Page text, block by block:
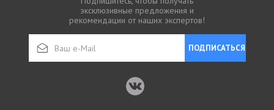
эксклюзивные предложения и
рекомендации от наших экспертов!
ПОДПИСАТЬСЯ